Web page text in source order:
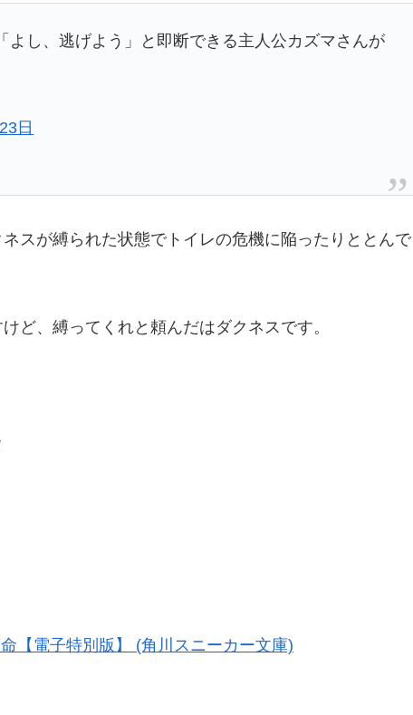
よし、逃げよう」と即断できる主人公カズマさんが
日
スが縛られた状態でトイレの危機に陥ったりととんで
ど、縛ってくれと頼んだはダクネスです。
【電子特別版】 (角川スニーカー文庫)